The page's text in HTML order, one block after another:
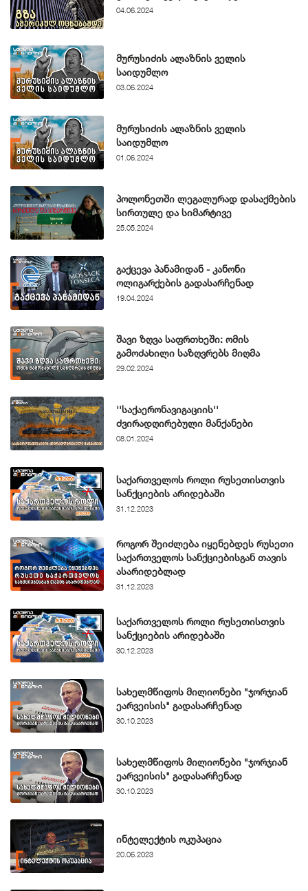
04.06.2024
მურუსიძის ალაზნის ველის
საიდუმლო
03.06.2024
მურუსიძის ალაზნის ველის
საიდუმლო
01.06.2024
პოლონეთში ლეგალურად დასაქმების
სირთულე და სიმარტივე
25.05.2024
გაქცევა პანამიდან - კანონი
ოლიგარქების გადასარჩენად
19.04.2024
შავი ზღვა საფრთხეში: ომის
გამოძახილი საზღვრებს მიღმა
29.02.2024
''საქაერონავიგაციის''
ძვირადღირებული მანქანები
08.01.2024
საქართველოს როლი რუსეთისთვის
სანქციების არიდებაში
31.12.2023
როგორ შეიძლება იყენებდეს რუსეთი
საქართველოს სანქციებისგან თავის
ასარიდებლად
31.12.2023
საქართველოს როლი რუსეთისთვის
სანქციების არიდებაში
30.12.2023
სახელმწიფოს მილიონები "ჯორჯიან
ეარვეისის" გადასარჩენად
30.10.2023
სახელმწიფოს მილიონები "ჯორჯიან
ეარვეისის" გადასარჩენად
30.10.2023
ინტელექტის ოკუპაცია
20.06.2023